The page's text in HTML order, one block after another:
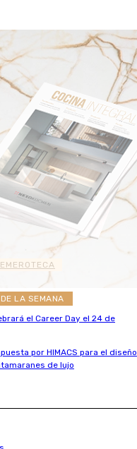
LA SEMANA
el Career Day el 24 de
por HIMACS para el diseño
de lujo